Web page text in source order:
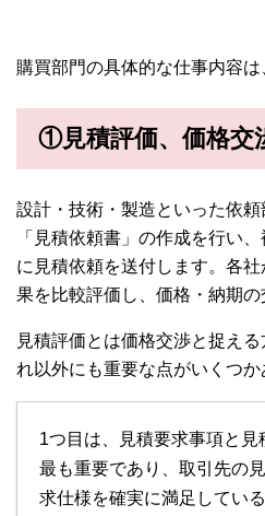
購買部門の具体的な仕事内容は
①見積評価、価格交
設計・技術・製造といった依
「見積依頼書」の作成を行い
に見積依頼を送付します。各
果を比較評価し、価格・納期の
見積評価とは価格交渉と捉え
れ以外にも重要な点がいくつか
1つ目は、見積要求事項と見
最も重要であり、取引先の
求仕様を確実に満足してい